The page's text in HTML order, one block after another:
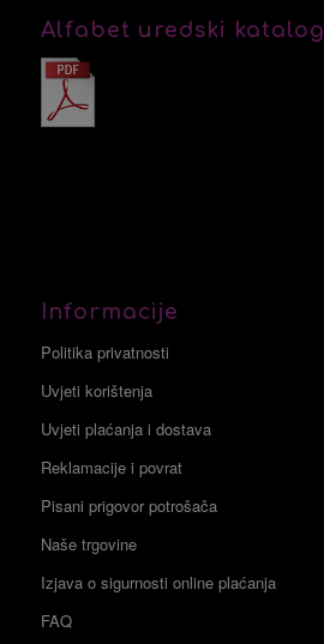
Alfabet uredski katalog
Informacije
Politika privatnosti
Uvjeti korištenja
Uvjeti plaćanja i dostava
Reklamacije i povrat
Pisani prigovor potrošača
Naše trgovine
Izjava o sigurnosti online plaćanja
FAQ